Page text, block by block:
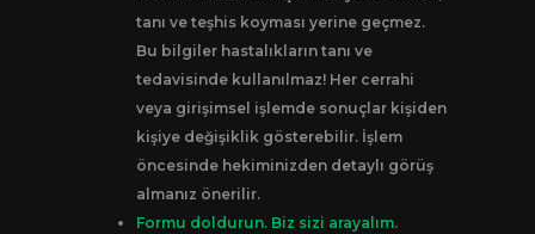
tanı ve teşhis koyması yerine geçmez.
Bu bilgiler hastalıkların tanı ve
tedavisinde kullanılmaz! Her cerrahi
veya girişimsel işlemde sonuçlar kişiden
kişiye değişiklik gösterebilir. İşlem
öncesinde hekiminizden detaylı görüş
almanız önerilir.
Formu doldurun. Biz sizi arayalım.